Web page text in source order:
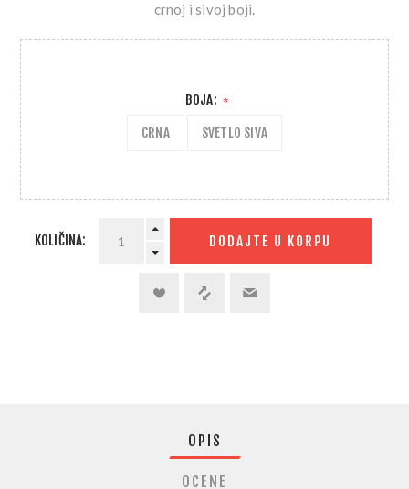
crnoj i sivoj boji.
BOJA: *
CRNA SVETLO SIVA
KOLIČINA: DODAJTE U KORPU
OPIS
OCENE